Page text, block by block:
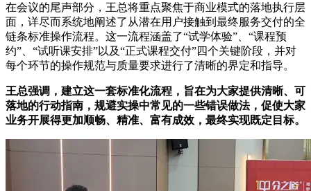
在会议的尾声部分，王总将重点聚焦于商业模式的落地执行层
面，详尽而系统地阐述了从潜在用户接触到最终服务交付的全
链条标准操作流程。这一流程涵盖了“试学体验”、“课程预
约”、“试听课安排”以及“正式课程交付”四个关键阶段，并对
每个环节的操作规范与质量要求进行了清晰的界定和指导。
王总强调，建立这一套标准化流程，旨在为大家提供清晰、可
落地的行动指南，规避实操中常见的一些错误做法，促使大家
业务开展得更加顺畅、精准、富有成效，最终实现既定目标。